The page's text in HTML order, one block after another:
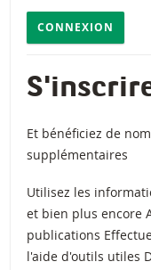
CONNEXION
Et bénéficiez de
supplémentaires
Utilisez les
et bien plus encore
publications
l'aide d'outils utiles